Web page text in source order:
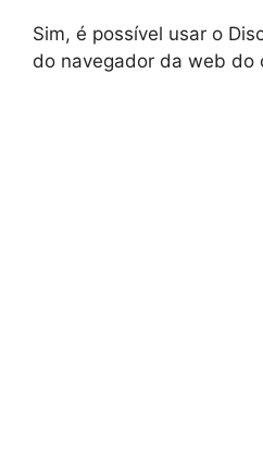
Sim, é possível usar o
do navegador da web do